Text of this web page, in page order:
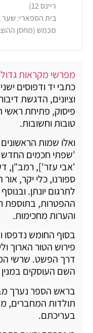
ריינס 12)
בית הספארי: שער
מכמש (מחסן
מפרשי מקראות
כתבי יד ודפוסים
וציונים, הדגשת
פיסוק, פתיחת ראשי
טובות וחשובות.
ואלו שמות
'שפתי חכמים
'אבי עזר'], רמב"ן,
ספורנו, כלי יקר,
לתרגום יונתן.
ההפטרות, בתוספת
והערות מחכימות.
בסוף החומש נדפסו
פירוש הטור הארוך
דרך הפשט. שרשי
השם העוסקים
בראש הספר נערך
תולדות המחברים,
בעריכתם.